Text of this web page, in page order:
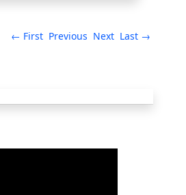
← First Previous Next Last →